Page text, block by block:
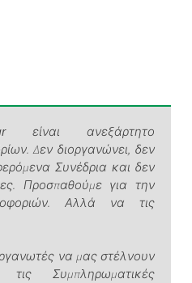
είναι ανεξάρτητο
Δεν διοργανώνει, δεν
Συνέδρια και δεν
Προσπαθούμε για την
Αλλά να τις
να μας στέλνουν
Συμπληρωματικές